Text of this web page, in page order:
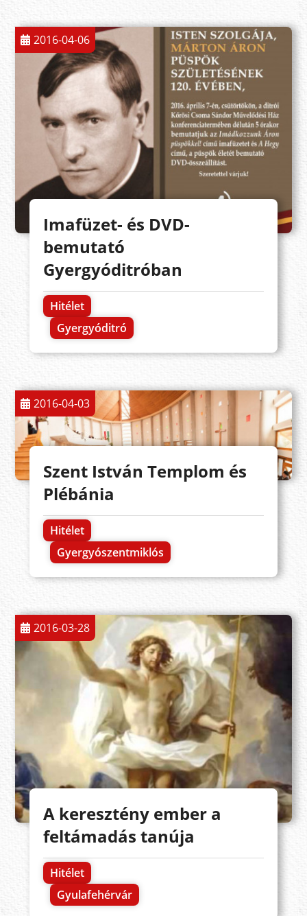
2016-04-06
Imafüzet- és DVD-
bemutató
Gyergyóditróban
Hitélet
Gyergyóditró
2016-04-03
Szent István Templom és
Plébánia
Hitélet
Gyergyószentmiklós
2016-03-28
A keresztény ember a
feltámadás tanúja
Hitélet
Gyulafehérvár